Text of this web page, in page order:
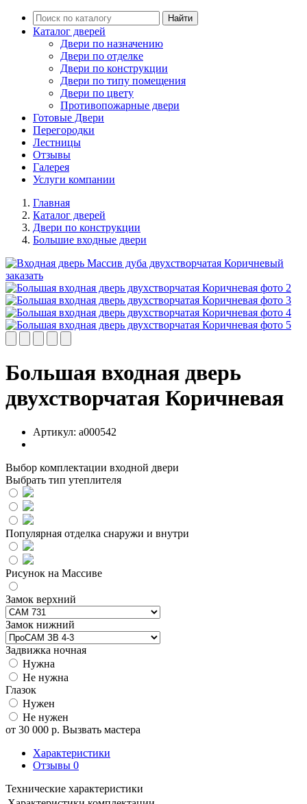
Найти
Каталог дверей
Двери по назначению
Двери по отделке
Двери по конструкции
Двери по типу помещения
Двери по цвету
Противопожарные двери
Готовые Двери
Перегородки
Лестницы
Отзывы
Галерея
Услуги компании
Главная
Каталог дверей
Двери по конструкции
Большие входные двери
Большая входная дверь
двухстворчатая Коричневая
Артикул: a000542
Выбор комплектации входной двери
Выбрать тип утеплителя
Популярная отделка снаружи и внутри
Рисунок на Массиве
Замок верхний
Замок нижний
Задвижка ночная
Нужна
Не нужна
Глазок
Нужен
Не нужен
от 30 000 р. Вызвать мастера
Характеристики
Отзывы 0
Технические характеристики